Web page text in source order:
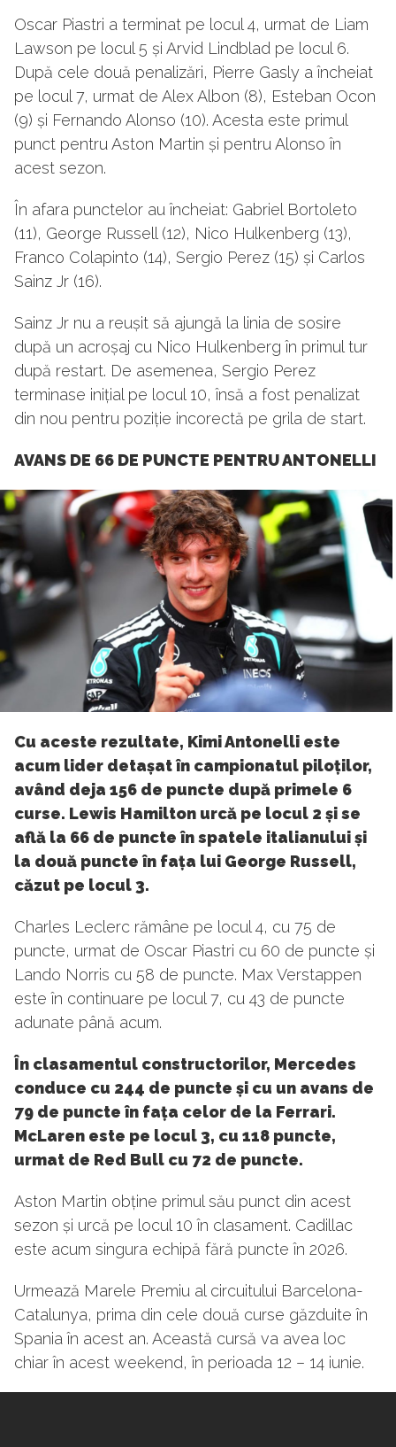
Oscar Piastri a terminat pe locul 4, urmat de Liam
Lawson pe locul 5 și Arvid Lindblad pe locul 6.
După cele două penalizări, Pierre Gasly a încheiat
pe locul 7, urmat de Alex Albon (8), Esteban Ocon
(9) și Fernando Alonso (10). Acesta este primul
punct pentru Aston Martin și pentru Alonso în
acest sezon.
În afara punctelor au încheiat: Gabriel Bortoleto
(11), George Russell (12), Nico Hulkenberg (13),
Franco Colapinto (14), Sergio Perez (15) și Carlos
Sainz Jr (16).
Sainz Jr nu a reușit să ajungă la linia de sosire
după un acroșaj cu Nico Hulkenberg în primul tur
după restart. De asemenea, Sergio Perez
terminase inițial pe locul 10, însă a fost penalizat
din nou pentru poziție incorectă pe grila de start.
AVANS DE 66 DE PUNCTE PENTRU ANTONELLI
Cu aceste rezultate, Kimi Antonelli este
acum lider detașat în campionatul piloților,
având deja 156 de puncte după primele 6
curse. Lewis Hamilton urcă pe locul 2 și se
află la 66 de puncte în spatele italianului și
la două puncte în fața lui George Russell,
căzut pe locul 3.
Charles Leclerc rămâne pe locul 4, cu 75 de
puncte, urmat de Oscar Piastri cu 60 de puncte și
Lando Norris cu 58 de puncte. Max Verstappen
este în continuare pe locul 7, cu 43 de puncte
adunate până acum.
În clasamentul constructorilor, Mercedes
conduce cu 244 de puncte și cu un avans de
79 de puncte în fața celor de la Ferrari.
McLaren este pe locul 3, cu 118 puncte,
urmat de Red Bull cu 72 de puncte.
Aston Martin obține primul său punct din acest
sezon și urcă pe locul 10 în clasament. Cadillac
este acum singura echipă fără puncte în 2026.
Urmează Marele Premiu al circuitului Barcelona-
Catalunya, prima din cele două curse găzduite în
Spania în acest an. Această cursă va avea loc
chiar în acest weekend, în perioada 12 – 14 iunie.